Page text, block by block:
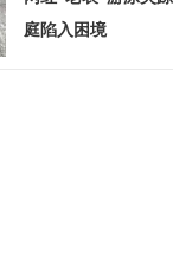
庭陷入困境